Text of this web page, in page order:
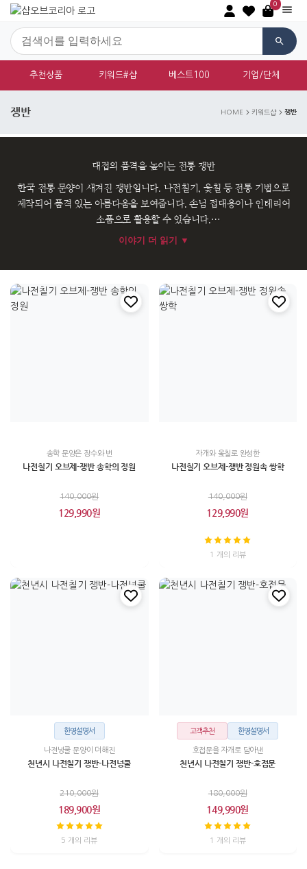
0
추천상품 키워드#샵 베스트100 기업/단체
쟁반 HOME 키워드샵 쟁반
대접의 품격을 높이는 전통 쟁반
한국 전통 문양이 새겨진 쟁반입니다. 나전칠기, 옻칠 등 전통 기법으로
제작되어 품격 있는 아름다움을 보여줍니다. 손님 접대용이나 인테리어
소품으로 활용할 수 있습니다.
이야기 더 읽기 ▼
송학 문양은 장수와 번
나전칠기 오브제-쟁반 송학의 정원
140,000원
129,990원
자개와 옻칠로 완성한
나전칠기 오브제-쟁반 정원속 쌍학
140,000원
129,990원
1 개의 리뷰
한영설명서
나전넝쿨 문양이 더해진
천년시 나전칠기 쟁반-나전넝쿨
210,000원
189,900원
5 개의 리뷰
고객추천 한영설명서
호접문을 자개로 담아낸
천년시 나전칠기 쟁반-호접문
180,000원
149,990원
1 개의 리뷰